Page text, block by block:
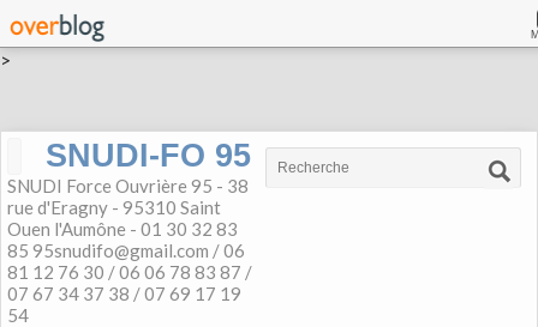
>
SNUDI-FO 95
SNUDI Force Ouvrière 95 - 38
rue d'Eragny - 95310 Saint
Ouen l'Aumône - 01 30 32 83
85 95snudifo@gmail.com / 06
81 12 76 30 / 06 06 78 83 87 /
07 67 34 37 38 / 07 69 17 19
54